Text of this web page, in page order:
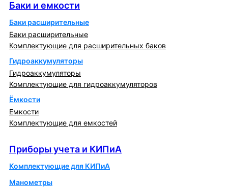
Баки и емкости
Баки расширительные
Баки расширительные
Комплектующие для расширительных баков
Гидроаккумуляторы
Гидроаккумуляторы
Комплектующие для гидроаккумуляторов
Ёмкости
Емкости
Комплектующие для емкостей
Приборы учета и КИПиА
Комплектующие для КИПиА
Манометры